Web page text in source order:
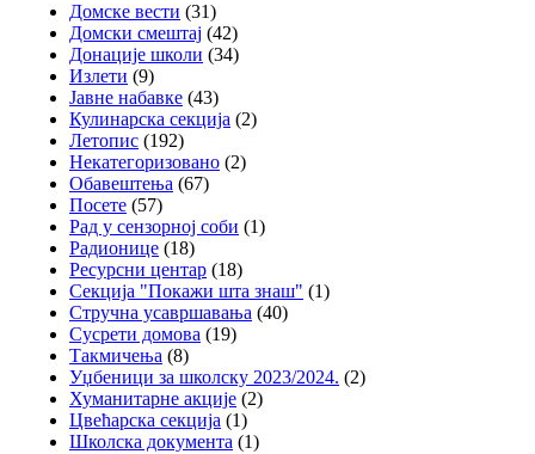
Домске вести (31)
Домски смештај (42)
Донације школи (34)
Излети (9)
Јавне набавке (43)
Кулинарска секција (2)
Летопис (192)
Некатегоризовано (2)
Обавештења (67)
Посете (57)
Рад у сензорној соби (1)
Радионице (18)
Ресурсни центар (18)
Секција "Покажи шта знаш" (1)
Стручна усавршавања (40)
Сусрети домова (19)
Такмичења (8)
Уџбеници за школску 2023/2024. (2)
Хуманитарне акције (2)
Цвећарска секција (1)
Школска документа (1)